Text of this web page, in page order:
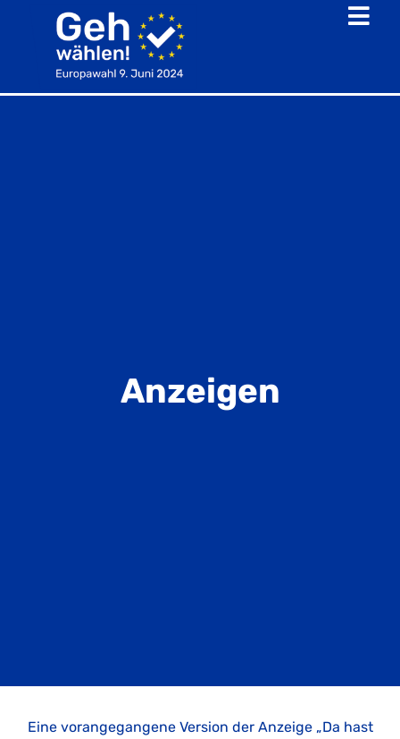
Anzeigen
Eine vorangegangene Version der Anzeige „Da hast